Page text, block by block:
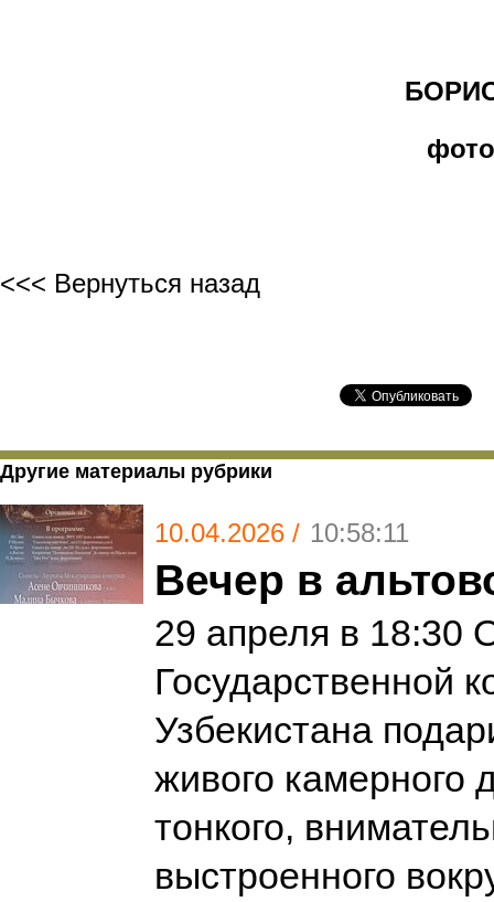
<<< Вернуться назад
Другие материалы рубрики
10.04.2026 / 10:58:11
Вечер в
29 апреля в 18:30
Государственной
Узбекистана
живого камерного
тонкого,
выстроенного